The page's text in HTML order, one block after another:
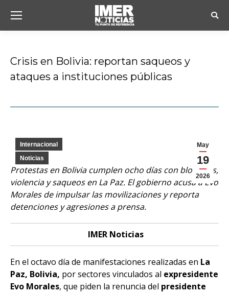
Crisis en Bolivia: reportan saqueos y
ataques a instituciones públicas
May
19
2026
Internacional
Noticias
Protestas en Bolivia cumplen ocho días con bloqueos,
violencia y saqueos en La Paz. El gobierno acusa a Evo
Morales de impulsar las movilizaciones y reporta
detenciones y agresiones a prensa.
IMER Noticias
En el octavo día de manifestaciones realizadas en La
Paz, Bolivia, por sectores vinculados al expresidente
Evo Morales, que piden la renuncia del presidente